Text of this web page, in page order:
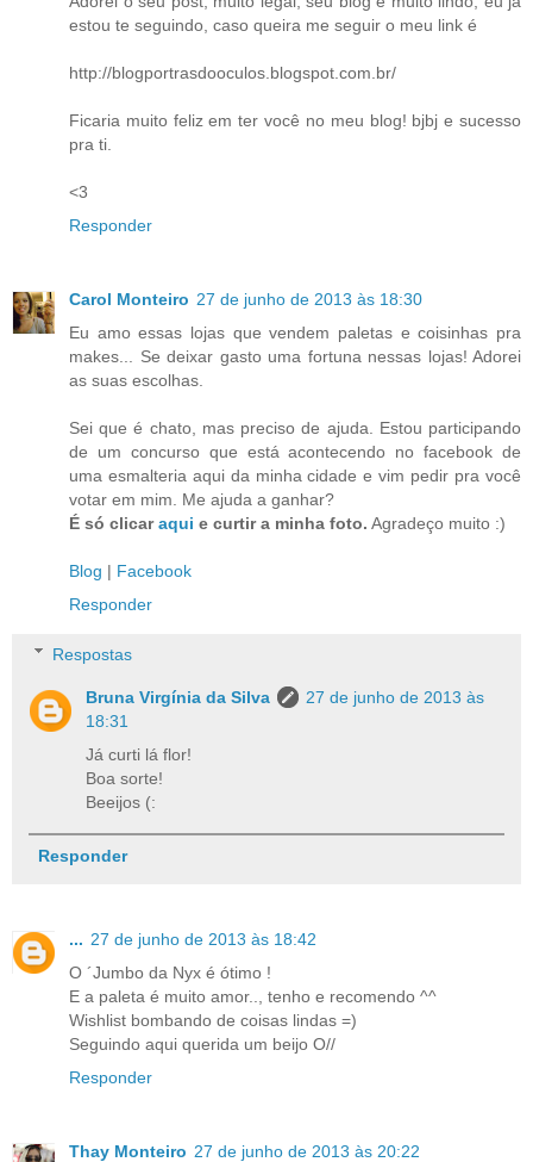
estou te seguindo, caso queira me seguir o meu link é
http://blogportrasdooculos.blogspot.com.br/
Ficaria muito feliz em ter você no meu blog! bjbj e sucesso
pra ti.
<3
Responder
Carol Monteiro 27 de junho de 2013 às 18:30
Eu amo essas lojas que vendem paletas e coisinhas pra
makes... Se deixar gasto uma fortuna nessas lojas! Adorei
as suas escolhas.
Sei que é chato, mas preciso de ajuda. Estou participando
de um concurso que está acontecendo no facebook de
uma esmalteria aqui da minha cidade e vim pedir pra você
votar em mim. Me ajuda a ganhar?
É só clicaraqui e curtir a minha foto. Agradeço muito :)
Blog | Facebook
Responder
Respostas
Bruna Virgínia da Silva
27 de junho de 2013 às
18:31
Já curti lá flor!
Boa sorte!
Beeijos (:
Responder
... 27 de junho de 2013 às 18:42
O ´Jumbo da Nyx é ótimo !
E a paleta é muito amor.., tenho e recomendo ^^
Wishlist bombando de coisas lindas =)
Seguindo aqui querida um beijo O//
Responder
Thay Monteiro 27 de junho de 2013 às 20:22